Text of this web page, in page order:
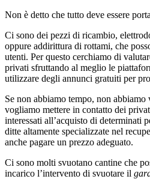
Non è detto che tutto deve essere
Ci sono dei pezzi di ricambio,
oppure addirittura di rottami, che
utenti. Per questo cerchiamo di
privati sfruttando al meglio le
utilizzare degli annunci gratuiti per
Se non abbiamo tempo, non
vogliamo mettere in contatto dei
interessati all’acquisto di determinati
ditte altamente specializzate nel
anche pagare un prezzo adeguato.
Ci sono molti svuotano cantine che
incarico l’intervento di svuotare il